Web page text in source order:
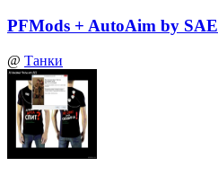
PFMods + AutoAim by SAE
@ Танки